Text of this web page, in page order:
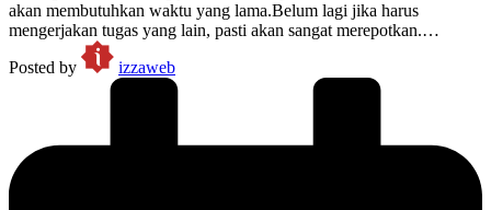
akan membutuhkan waktu yang lama.Belum lagi jika harus
mengerjakan tugas yang lain, pasti akan sangat merepotkan.…
Posted by
izzaweb